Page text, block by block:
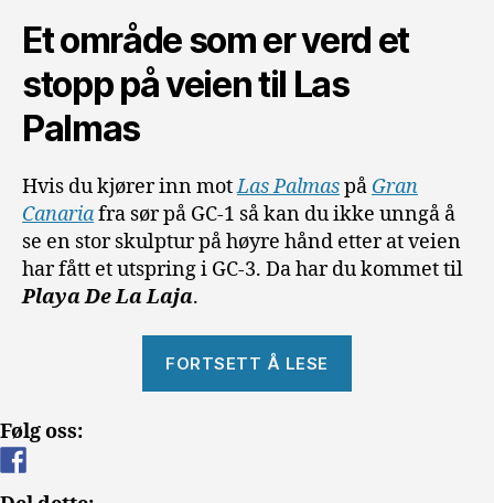
Et område som er verd et
stopp på veien til Las
Palmas
Hvis du kjører inn motLas Palmaspå Gran
Canariafra sør på GC-1 så kan du ikke unngå å
se en stor skulptur på høyre hånd etter at veien
har fått et utspring i GC-3. Da har du kommet til
Playa De La Laja.
FORTSETT Å LESE
Følg oss: